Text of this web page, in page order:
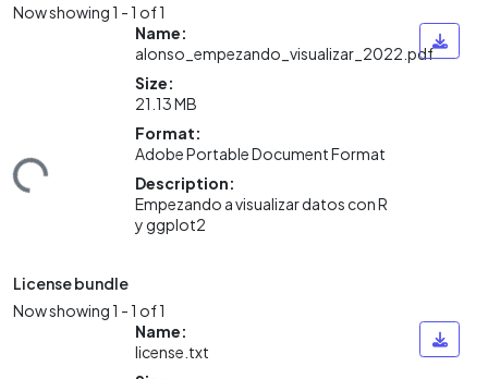
Now showing1 - 1 of 1
Name:
alonso_empezando_visualizar_2022.pdf
Size:
21.13 MB
Format:
Adobe Portable Document Format
Description:
Empezando a visualizar datos con R
y ggplot2
License bundle
Now showing1 - 1 of 1
Name:
license.txt